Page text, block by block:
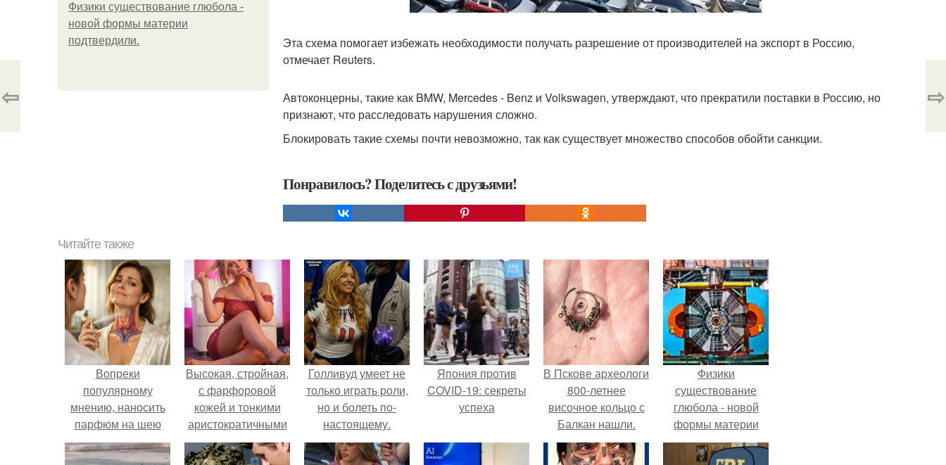
Физики существование глюбола -
новой формы материи
подтвердили.
Эта схема помогает избежать необходимости получать разрешение от производителей на экспорт в Россию,
отмечает Reuters.
Автоконцерны, такие как BMW, Mercedes - Benz и Volkswagen, утверждают, что прекратили поставки в Россию, но
признают, что расследовать нарушения сложно.
Блокировать такие схемы почти невозможно, так как существует множество способов обойти санкции.
Понравилось? Поделитесь с друзьями!
⇦ ⇨
Читайте также
Вопреки
популярному
мнению, наносить
парфюм на шею
может быть опасно.
Высокая, стройная,
с фарфоровой
кожей и тонкими
аристократичными
чертами, эль
выглядит так, будто
Голливуд умеет не
только играть роли,
но и болеть по-
настоящему.
Япония против
COVID-19: секреты
успеха
В Пскове археологи
800-летнее
височное кольцо с
Балкан нашли.
Физики
существование
глюбола - новой
формы материи
подтвердили.